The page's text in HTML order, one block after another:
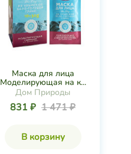
Маска для лица
Моделирующая на к...
Дом Природы
831 ₽ 1 471 ₽
В корзину